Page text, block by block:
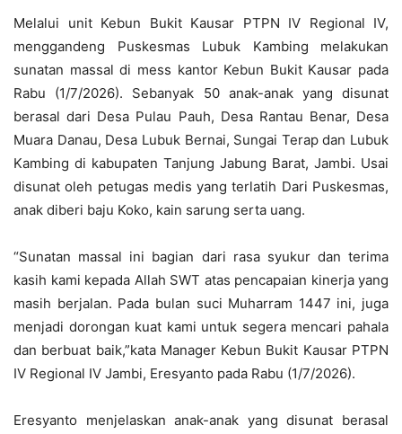
Melalui unit Kebun Bukit Kausar PTPN IV Regional IV,
menggandeng Puskesmas Lubuk Kambing melakukan
sunatan massal di mess kantor Kebun Bukit Kausar pada
Rabu (1/7/2026). Sebanyak 50 anak-anak yang disunat
berasal dari Desa Pulau Pauh, Desa Rantau Benar, Desa
Muara Danau, Desa Lubuk Bernai, Sungai Terap dan Lubuk
Kambing di kabupaten Tanjung Jabung Barat, Jambi. Usai
disunat oleh petugas medis yang terlatih Dari Puskesmas,
anak diberi baju Koko, kain sarung serta uang.
“Sunatan massal ini bagian dari rasa syukur dan terima
kasih kami kepada Allah SWT atas pencapaian kinerja yang
masih berjalan. Pada bulan suci Muharram 1447 ini, juga
menjadi dorongan kuat kami untuk segera mencari pahala
dan berbuat baik,”kata Manager Kebun Bukit Kausar PTPN
IV Regional IV Jambi, Eresyanto pada Rabu (1/7/2026).
Eresyanto menjelaskan anak-anak yang disunat berasal